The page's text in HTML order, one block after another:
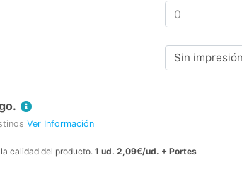
Sin impresión
Ver Información
calidad del producto.1 ud. 2,09€/ud. + Portes